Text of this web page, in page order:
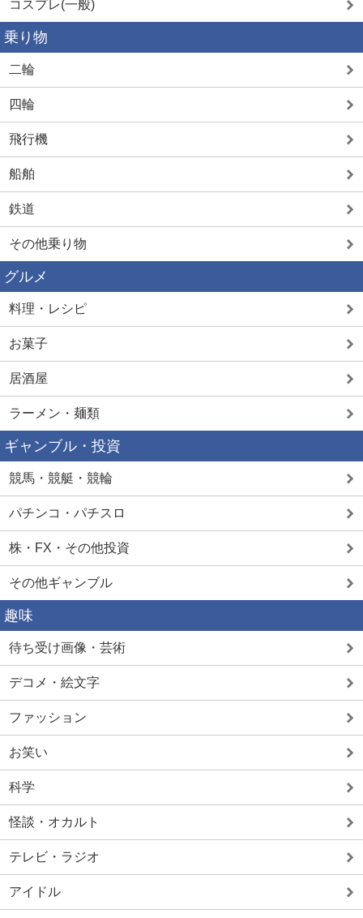
コスプレ(一般)
乗り物
二輪
四輪
飛行機
船舶
鉄道
その他乗り物
グルメ
料理・レシピ
お菓子
居酒屋
ラーメン・麺類
ギャンブル・投資
競馬・競艇・競輪
パチンコ・パチスロ
株・FX・その他投資
その他ギャンブル
趣味
待ち受け画像・芸術
デコメ・絵文字
ファッション
お笑い
科学
怪談・オカルト
テレビ・ラジオ
アイドル